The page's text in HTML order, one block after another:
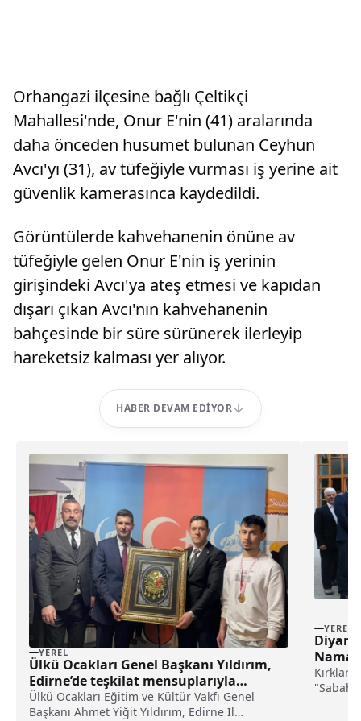
Orhangazi ilçesine bağlı Çeltikçi
Mahallesi'nde, Onur E'nin (41) aralarında
daha önceden husumet bulunan Ceyhun
Avcı'yı (31), av tüfeğiyle vurması iş yerine ait
güvenlik kamerasınca kaydedildi.
Görüntülerde kahvehanenin önüne av
tüfeğiyle gelen Onur E'nin iş yerinin
girişindeki Avcı'ya ateş etmesi ve kapıdan
dışarı çıkan Avcı'nın kahvehanenin
bahçesinde bir süre sürünerek ilerleyip
hareketsiz kalması yer alıyor.
HABER DEVAM EDIYOR
YEREL
Ülkü Ocakları Genel Başkanı Yıldırım,
Edirne’de teşkilat mensuplarıyla
buluştu haberi
Ülkü Ocakları Eğitim ve Kültür Vakfı Genel
Başkanı Ahmet Yiğit Yıldırım, Edirne İl
YEREL
"Sabah